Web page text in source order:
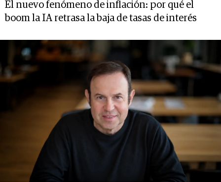
El nuevo fenómeno de inflación: por qué el
boom la IA retrasa la baja de tasas de interés